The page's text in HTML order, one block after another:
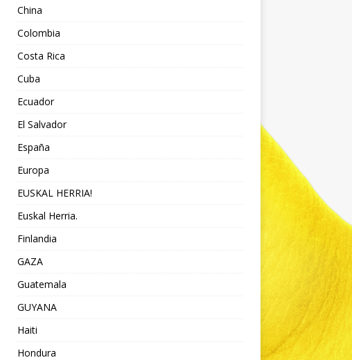
China
Colombia
Costa Rica
Cuba
Ecuador
El Salvador
España
Europa
EUSKAL HERRIA!
Euskal Herria.
Finlandia
GAZA
Guatemala
GUYANA
Haiti
Hondura